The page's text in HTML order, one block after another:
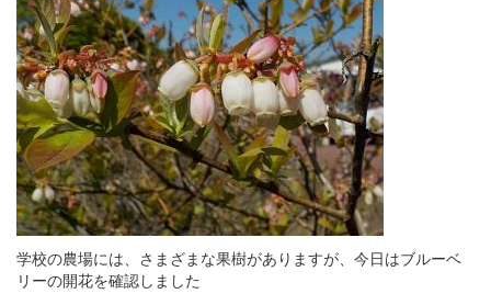
学校の農場には、さまざまな果樹がありますが、今日はブルーベ
リーの開花を確認しました